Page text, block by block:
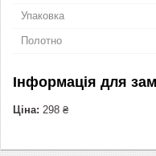
Упаковка
Полотно
Інформація для
Ціна: 298 ₴